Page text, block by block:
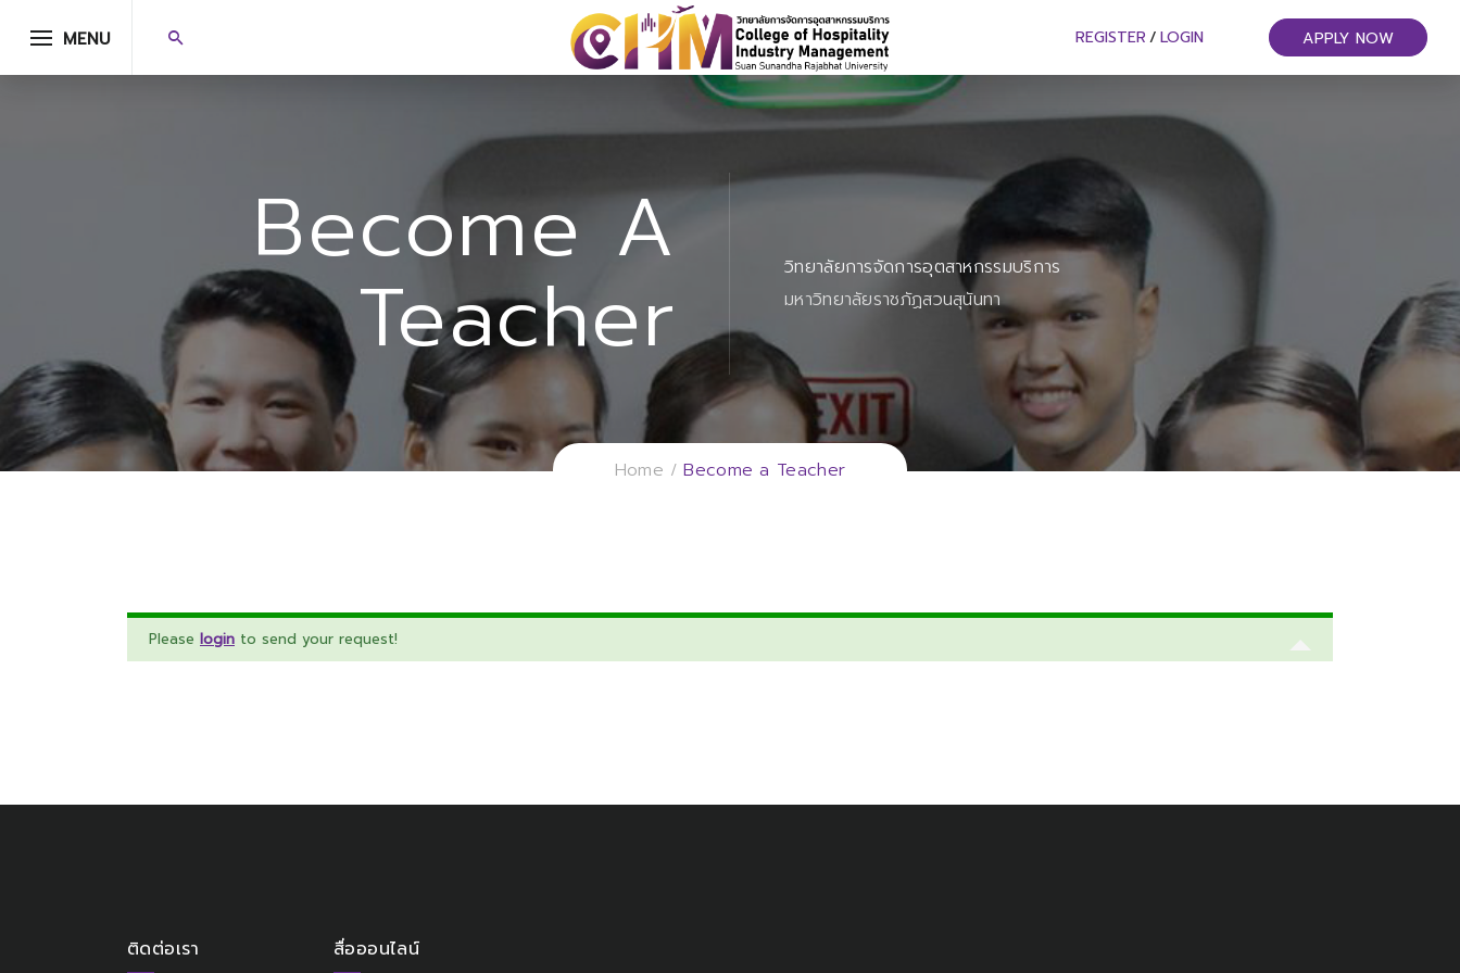
MENU REGISTER / LOGIN APPLY NOW
Become A
Teacher
วิทยาลัยการจัดการอุตสาหกรรมบริการ
มหาวิทยาลัยราชภัฏสวนสุนันทา
Home Become a Teacher
Please login to send your request!
ติดต่อเรา สื่อออนไลน์